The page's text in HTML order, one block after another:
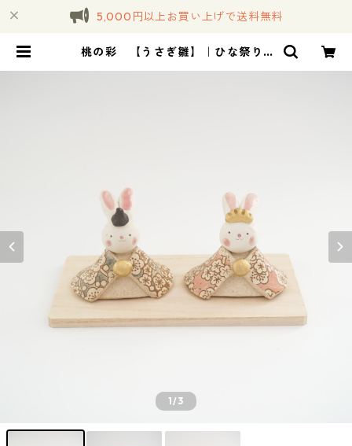
5,000円以上お買い上げで送料無料
桃の彩 【うさぎ雛】｜ひな祭り |
1/3